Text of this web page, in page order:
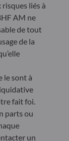
de
supervisé
contre la
l’Union
nous vous
la
liés à
AM ne
de tout
de la
le sont à
fait foi.
parts ou
un